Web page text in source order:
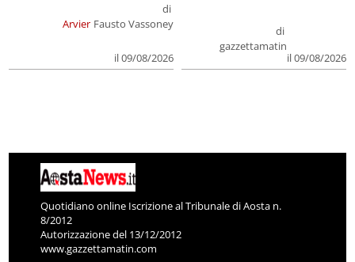
Arvier
di
Fausto Vassoney
il 09/08/2026
di
gazzettamatin
il 09/08/2026
Quotidiano online Iscrizione al Tribunale di Aosta n.
8/2012
Autorizzazione del 13/12/2012
www.gazzettamatin.com